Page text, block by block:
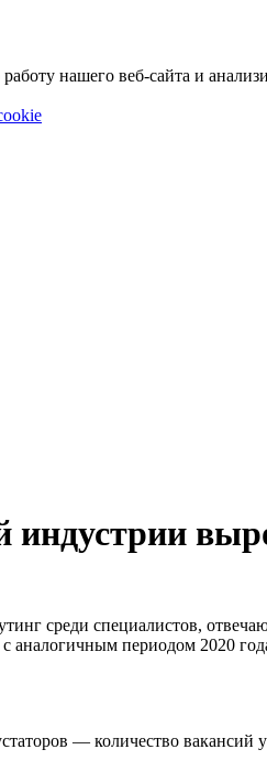
нашего веб-сайта и
индустрии
среди специалистов,
периодом 2020
— количество